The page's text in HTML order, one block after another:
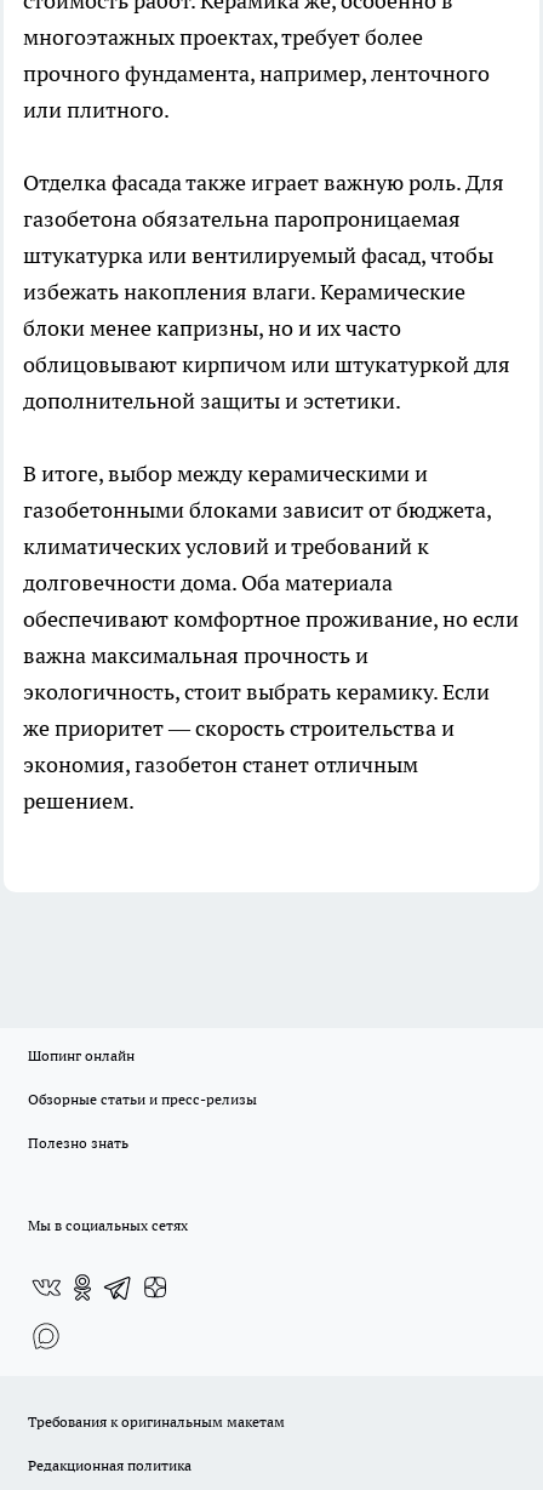
многоэтажных проектах, требует более
прочного фундамента, например, ленточного
или плитного.
Отделка фасада также играет важную роль. Для
газобетона обязательна паропроницаемая
штукатурка или вентилируемый фасад, чтобы
избежать накопления влаги. Керамические
блоки менее капризны, но и их часто
облицовывают кирпичом или штукатуркой для
дополнительной защиты и эстетики.
В итоге, выбор между керамическими и
газобетоннымиблоками зависит от бюджета,
климатических условий и требований к
долговечности дома. Оба материала
обеспечивают комфортное проживание, но если
важна максимальная прочность и
экологичность, стоит выбрать керамику. Если
же приоритет — скорость строительства и
экономия, газобетон станет отличным
решением.
Шопинг онлайн
Обзорные статьи и пресс-релизы
Полезно знать
Мы в социальных сетях
Требования к оригинальным макетам
Редакционная политика